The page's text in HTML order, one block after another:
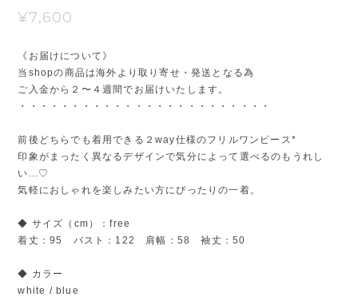
¥7,600
《お届けについて》
当shopの商品は海外より取り寄せ・発送となる為
ご入金から２〜４週間でお届けいたします。
・・・・・・・・・・・・・・・・・・・・・・・・
前後どちらでも着用できる２way仕様のフリルワンピース*
印象がまったく異なるデザインで気分によって選べるのもうれし
い...♡
気軽におしゃれを楽しみたい方にぴったりの一着。
◆ サイズ（cm）：free
着丈：95 バスト：122 肩幅：58 袖丈：50
◆ カラー
white / blue